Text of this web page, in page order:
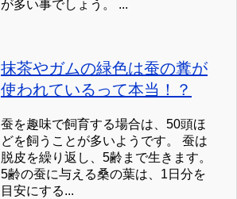
が多い事でしょう。 ...
抹茶やガムの緑色は蚕の糞が
使われているって本当！？
蚕を趣味で飼育する場合は、50頭ほ
どを飼うことが多いようです。 蚕は
脱皮を繰り返し、5齢まで生きます。
5齢の蚕に与える桑の葉は、1日分を
目安にする...